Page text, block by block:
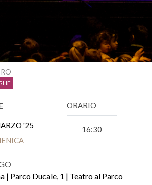
'25
| Parco Ducale, 1 | Teatro al Parco
ORARIO
16:30